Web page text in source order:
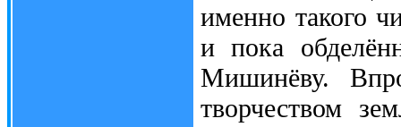
именно такого
и пока
Мишинёву.
творчеством